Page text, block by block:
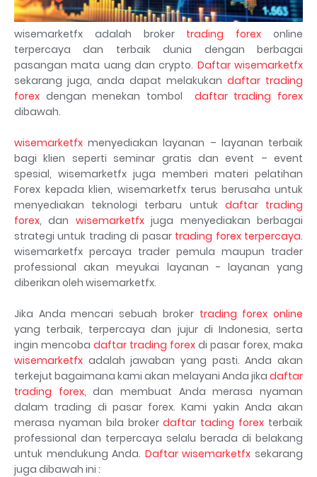
wisemarketfx adalah broker trading forex online
terpercaya dan terbaik dunia dengan berbagai
pasangan mata uang dan crypto. Daftar wisemarketfx
sekarang juga, anda dapat melakukan daftar trading
forex dengan menekan tombol daftar trading forex
dibawah.
wisemarketfx menyediakan layanan – layanan terbaik
bagi klien seperti seminar gratis dan event – event
spesial, wisemarketfx juga memberi materi pelatihan
Forex kepada klien, wisemarketfx terus berusaha untuk
menyediakan teknologi terbaru untuk daftar trading
forex, dan wisemarketfxjuga menyediakan berbagai
strategi untuk trading di pasar trading forex terpercaya.
wisemarketfx percaya trader pemula maupun trader
professional akan meyukai layanan - layanan yang
diberikan oleh wisemarketfx.
Jika Anda mencari sebuah broker trading forex online
yang terbaik, terpercaya dan jujur di Indonesia, serta
ingin mencoba daftar trading forex di pasar forex, maka
wisemarketfx adalah jawaban yang pasti. Anda akan
terkejut bagaimana kami akan melayani Anda jika daftar
trading forex, dan membuat Anda merasa nyaman
dalam trading di pasar forex. Kami yakin Anda akan
merasa nyaman bila brokerdaftar tading forex terbaik
professional dan terpercaya selalu berada di belakang
untuk mendukung Anda. Daftar wisemarketfx sekarang
juga dibawah ini :